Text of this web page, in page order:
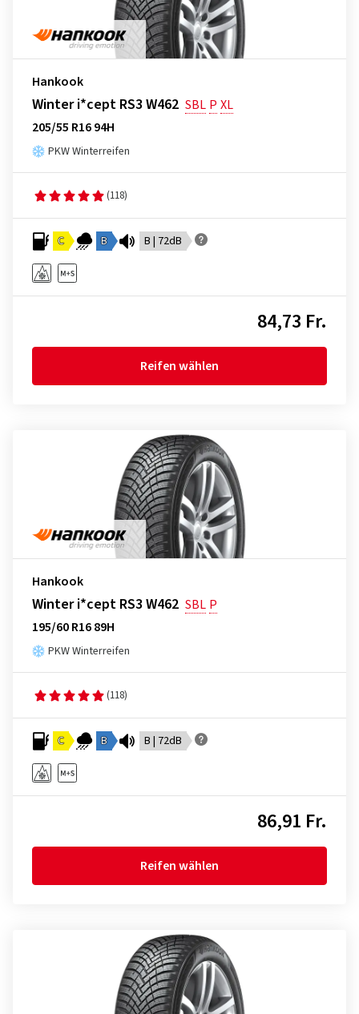
Hankook
Winter i*cept RS3 W462 SBL P XL
205/55 R16 94H
PKW Winterreifen
(118)
C B B | 72dB
84,73 Fr.
Reifen wählen
Hankook
Winter i*cept RS3 W462 SBL P
195/60 R16 89H
PKW Winterreifen
(118)
C B B | 72dB
86,91 Fr.
Reifen wählen